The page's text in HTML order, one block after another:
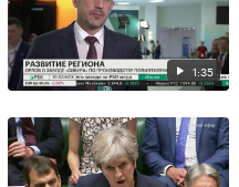
1:35